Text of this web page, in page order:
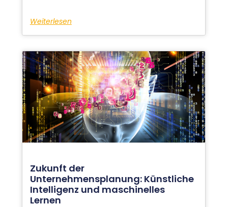
Weiterlesen
Zukunft der
Unternehmensplanung: Künstliche
Intelligenz und maschinelles
Lernen